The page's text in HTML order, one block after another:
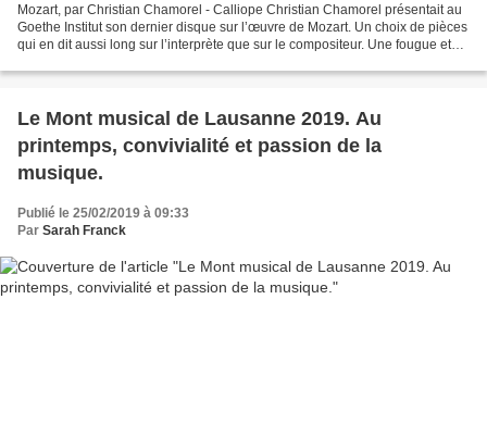
Mozart, par Christian Chamorel - Calliope Christian Chamorel présentait au
Goethe Institut son dernier disque sur l’œuvre de Mozart. Un choix de pièces
qui en dit aussi long sur l’interprète que sur le compositeur. Une fougue et
Le Mont musical de Lausanne 2019. Au
printemps, convivialité et passion de la
musique.
Publié le 25/02/2019 à 09:33
Par Sarah Franck